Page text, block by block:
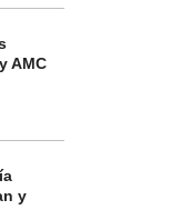
AMC
y